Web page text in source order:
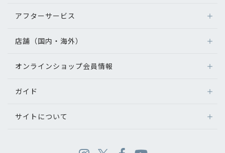
アフターサービス
店舗（国内・海外）
オンラインショップ会員情報
ガイド
サイトについて